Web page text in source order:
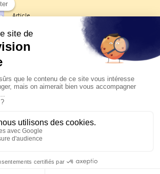
Article
Les reportages d'été 2026 de KTO
La visite pastorale du pape Léon
XIV à Assise à suivre sur KTO le
jeudi 6 août
Le pape en Uruguay, Argentine et
Pérou du 6 au 17 novembre 2026